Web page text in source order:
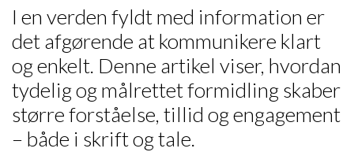
I en verden fyldt med information er
det afgørende at kommunikere klart
og enkelt. Denne artikel viser, hvordan
tydelig og målrettet formidling skaber
større forståelse, tillid og engagement
– både i skrift og tale.